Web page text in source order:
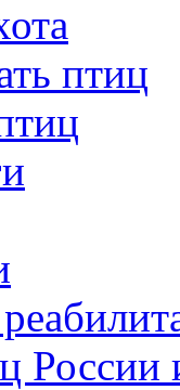
птиц
России